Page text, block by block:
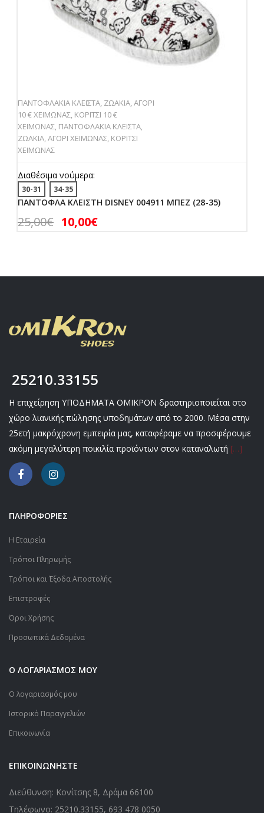
ΠΑΝΤΟΦΛΑΚΙΑ ΚΛΕΙΣΤΑ, ΖΩΑΚΙΑ,ΑΓΟΡΙ
10 € ΧΕΙΜΩΝΑΣ, ΚΟΡΙΤΣΙ 10 €
ΧΕΙΜΩΝΑΣ, ΠΑΝΤΟΦΛΑΚΙΑ ΚΛΕΙΣΤΑ,
ΖΩΑΚΙΑ,ΑΓΟΡΙ ΧΕΙΜΩΝΑΣ, ΚΟΡΙΤΣΙ
ΧΕΙΜΩΝΑΣ
Διαθέσιμα νούμερα:
30-31 34-35
ΠΑΝΤΟΦΛΑ ΚΛΕΙΣΤΗ DISNEY 004911 ΜΠΕΖ (28-35)
25,00€ 10,00€
25210.33155
Η επιχείρηση ΥΠΟΔΗΜΑΤΑ ΟΜΙΚΡΟΝ δραστηριοποιείται στο
χώρο λιανικής πώλησης υποδημάτων από το 2000. Μέσα στην
25ετή μακρόχρονη εμπειρία μας, καταφέραμε να προσφέρουμε
ακόμη μεγαλύτερη ποικιλία προϊόντων στον καταναλωτή […]
ΠΛΗΡΟΦΟΡΙΕΣ
Η Εταιρεία
Τρόποι Πληρωμής
Τρόποι και Έξοδα Αποστολής
Επιστροφές
Όροι Χρήσης
Προσωπικά Δεδομένα
Ο ΛΟΓΑΡΙΑΣΜΟΣ ΜΟΥ
Ο λογαριασμός μου
Ιστορικό Παραγγελιών
Επικοινωνία
ΕΠΙΚΟΙΝΩΝΗΣΤΕ
Διεύθυνση: Κονίτσης 8, Δράμα 66100
Τηλέφωνο: 25210.33155, 693 478 0050